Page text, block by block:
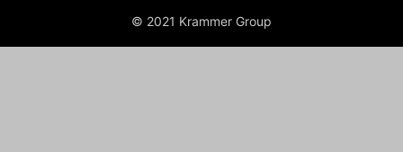
© 2021 Krammer Group